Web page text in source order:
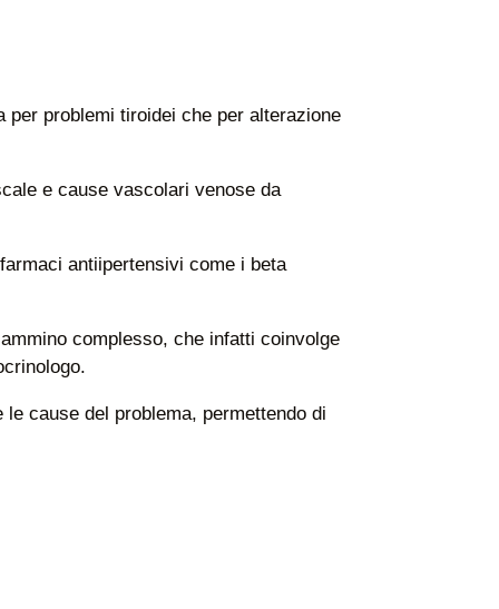
problemi tiroidei che per alterazione
e cause vascolari venose da
antiipertensivi come i beta
complesso, che infatti coinvolge
cause del problema, permettendo di